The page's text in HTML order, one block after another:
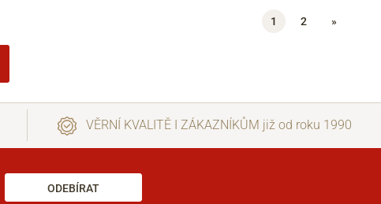
1 2 »
VĚRNÍ KVALITĚ I ZÁKAZNÍKŮM již od roku 1990
ODEBÍRAT